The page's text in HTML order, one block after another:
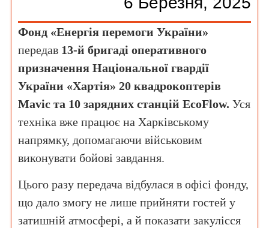
Фонд «Енергія перемоги України»
передав 13-й бригаді оперативного
призначення Національної гвардії
України «Хартія» 20 квадрокоптерів
Mavic та 10 зарядних станцій EcoFlow. Уся
техніка вже працює на Харківському
напрямку, допомагаючи військовим
виконувати бойові завдання.
Цього разу передача відбулася в офісі фонду,
що дало змогу не лише прийняти гостей у
затишній атмосфері, а й показати закулісся